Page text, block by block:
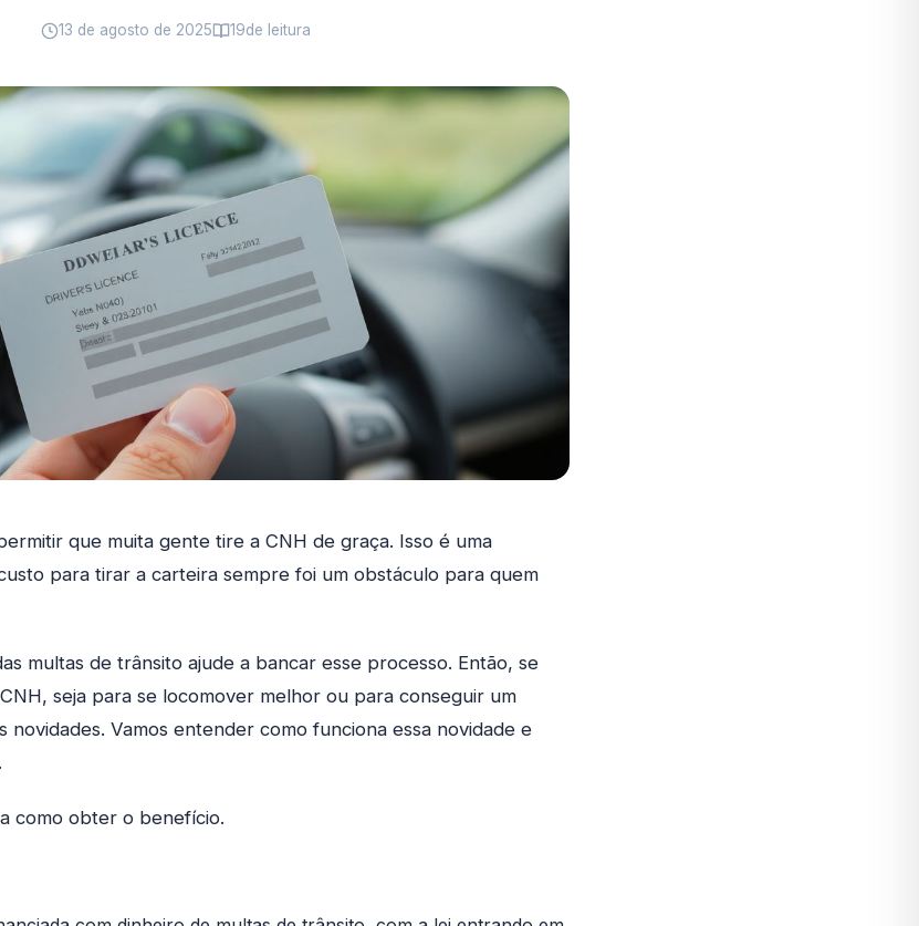
13 de agosto de 2025 19de leitura
que muita gente tire a CNH de graça. Isso é uma
para tirar a carteira sempre foi um obstáculo para quem
multas de trânsito ajude a bancar esse processo. Então, se
seja para se locomover melhor ou para conseguir um
novidades. Vamos entender como funciona essa novidade e
como obter o benefício.